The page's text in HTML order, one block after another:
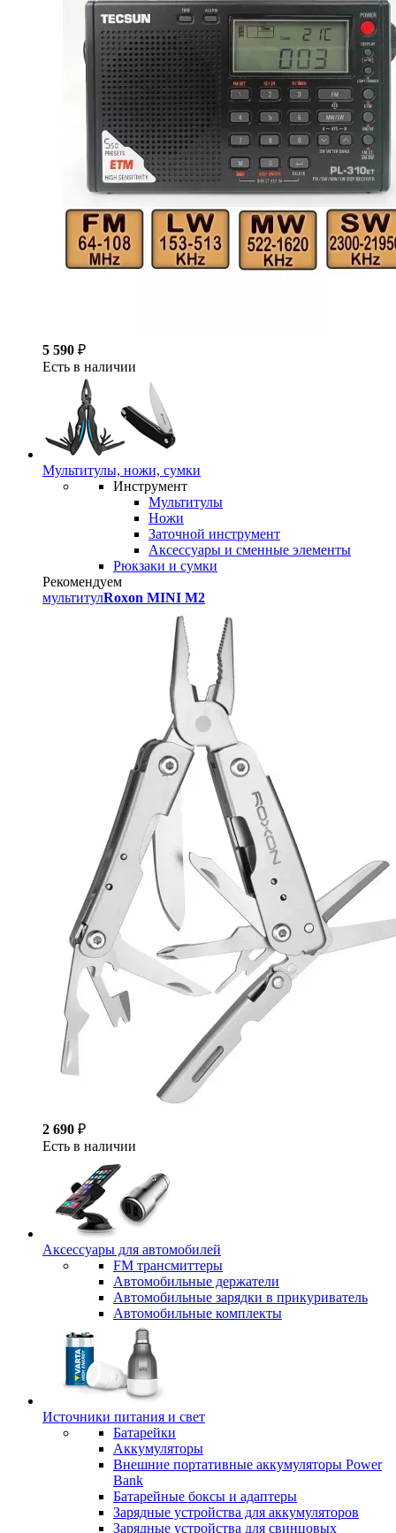
5 590 ₽
Есть в наличии
Мультитулы, ножи, сумки
Инструмент
Мультитулы
Ножи
Заточной инструмент
Аксессуары и сменные элементы
Рюкзаки и сумки
Рекомендуем
мультитулRoxon MINI M2
2 690 ₽
Есть в наличии
Аксессуары для автомобилей
FM трансмиттеры
Автомобильные держатели
Автомобильные зарядки в прикуриватель
Автомобильные комплекты
Источники питания и свет
Батарейки
Аккумуляторы
Внешние портативные аккумуляторы Power
Bank
Батарейные боксы и адаптеры
Зарядные устройства для аккумуляторов
Зарядные устройства для свинцовых